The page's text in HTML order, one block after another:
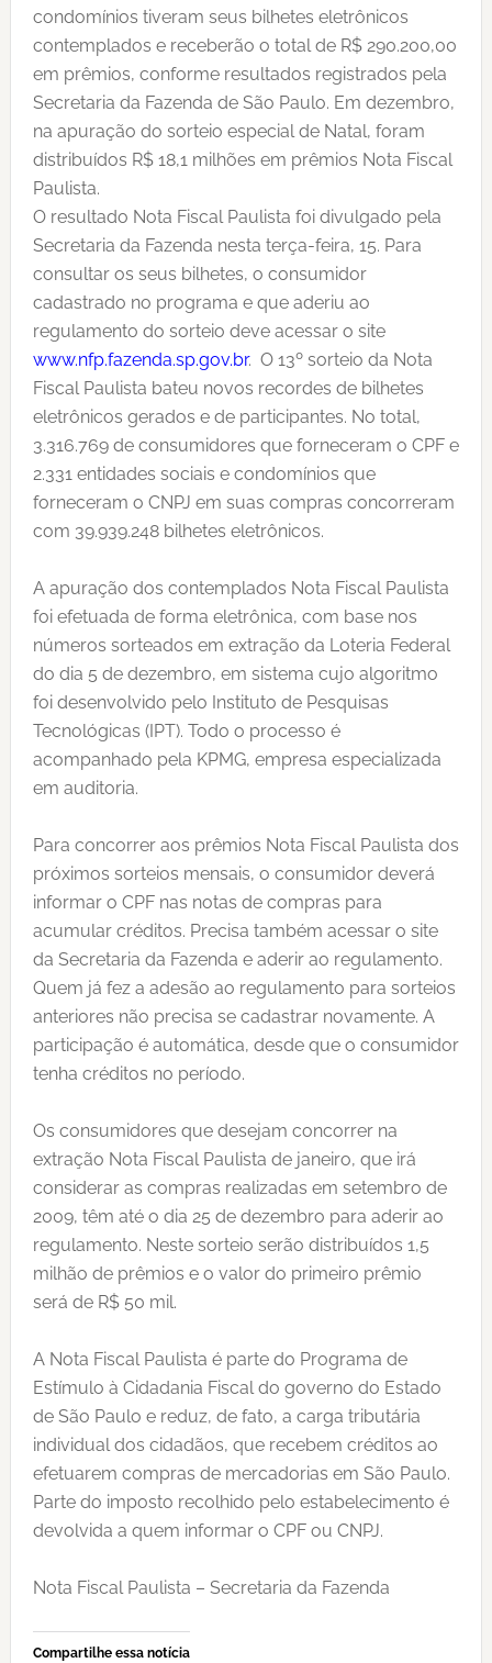
condomínios tiveram seus bilhetes eletrônicos
contemplados e receberão o total de R$ 290.200,00
em prêmios, conforme resultados registrados pela
Secretaria da Fazenda de São Paulo. Em dezembro,
na apuração do sorteio especial de Natal, foram
distribuídos R$ 18,1 milhões em prêmios Nota Fiscal
Paulista.
O resultado Nota Fiscal Paulista foi divulgado pela
Secretaria da Fazenda nesta terça-feira, 15. Para
consultar os seus bilhetes, o consumidor
cadastrado no programa e que aderiu ao
regulamento do sorteio deve acessar o site
www.nfp.fazenda.sp.gov.br. O 13º sorteio da Nota
Fiscal Paulista bateu novos recordes de bilhetes
eletrônicos gerados e de participantes. No total,
3.316.769 de consumidores que forneceram o CPF e
2.331 entidades sociais e condomínios que
forneceram o CNPJ em suas compras concorreram
com 39.939.248 bilhetes eletrônicos.
A apuração dos contemplados Nota Fiscal Paulista
foi efetuada de forma eletrônica, com base nos
números sorteados em extração da Loteria Federal
do dia 5 de dezembro, em sistema cujo algoritmo
foi desenvolvido pelo Instituto de Pesquisas
Tecnológicas (IPT). Todo o processo é
acompanhado pela KPMG, empresa especializada
em auditoria.
Para concorrer aos prêmios Nota Fiscal Paulista dos
próximos sorteios mensais, o consumidor deverá
informar o CPF nas notas de compras para
acumular créditos. Precisa também acessar o site
da Secretaria da Fazenda e aderir ao regulamento.
Quem já fez a adesão ao regulamento para sorteios
anteriores não precisa se cadastrar novamente. A
participação é automática, desde que o consumidor
tenha créditos no período.
Os consumidores que desejam concorrer na
extração Nota Fiscal Paulista de janeiro, que irá
considerar as compras realizadas em setembro de
2009, têm até o dia 25 de dezembro para aderir ao
regulamento. Neste sorteio serão distribuídos 1,5
milhão de prêmios e o valor do primeiro prêmio
será de R$ 50 mil.
A Nota Fiscal Paulista é parte do Programa de
Estímulo à Cidadania Fiscal do governo do Estado
de São Paulo e reduz, de fato, a carga tributária
individual dos cidadãos, que recebem créditos ao
efetuarem compras de mercadorias em São Paulo.
Parte do imposto recolhido pelo estabelecimento é
devolvida a quem informar o CPF ou CNPJ.
Nota Fiscal Paulista – Secretaria da Fazenda
Compartilhe essa notícia